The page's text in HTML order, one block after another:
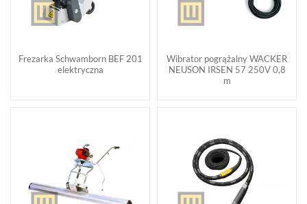
Frezarka Schwamborn BEF 201
elektryczna
Wibrator pogrążalny WACKER
NEUSON IRSEN 57 250V 0,8
m